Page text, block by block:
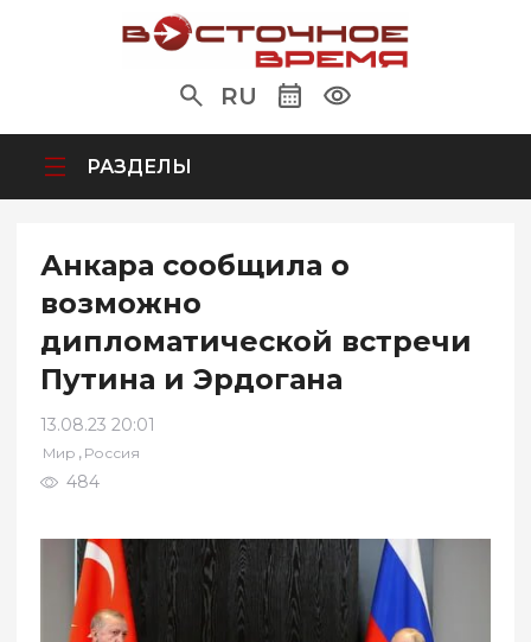
RU
РАЗДЕЛЫ
Анкара сообщила о
возможно
дипломатической встречи
Путина и Эрдогана
13.08.23 20:01
Мир , Россия
484